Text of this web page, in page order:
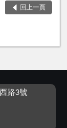
回上一頁
路3號